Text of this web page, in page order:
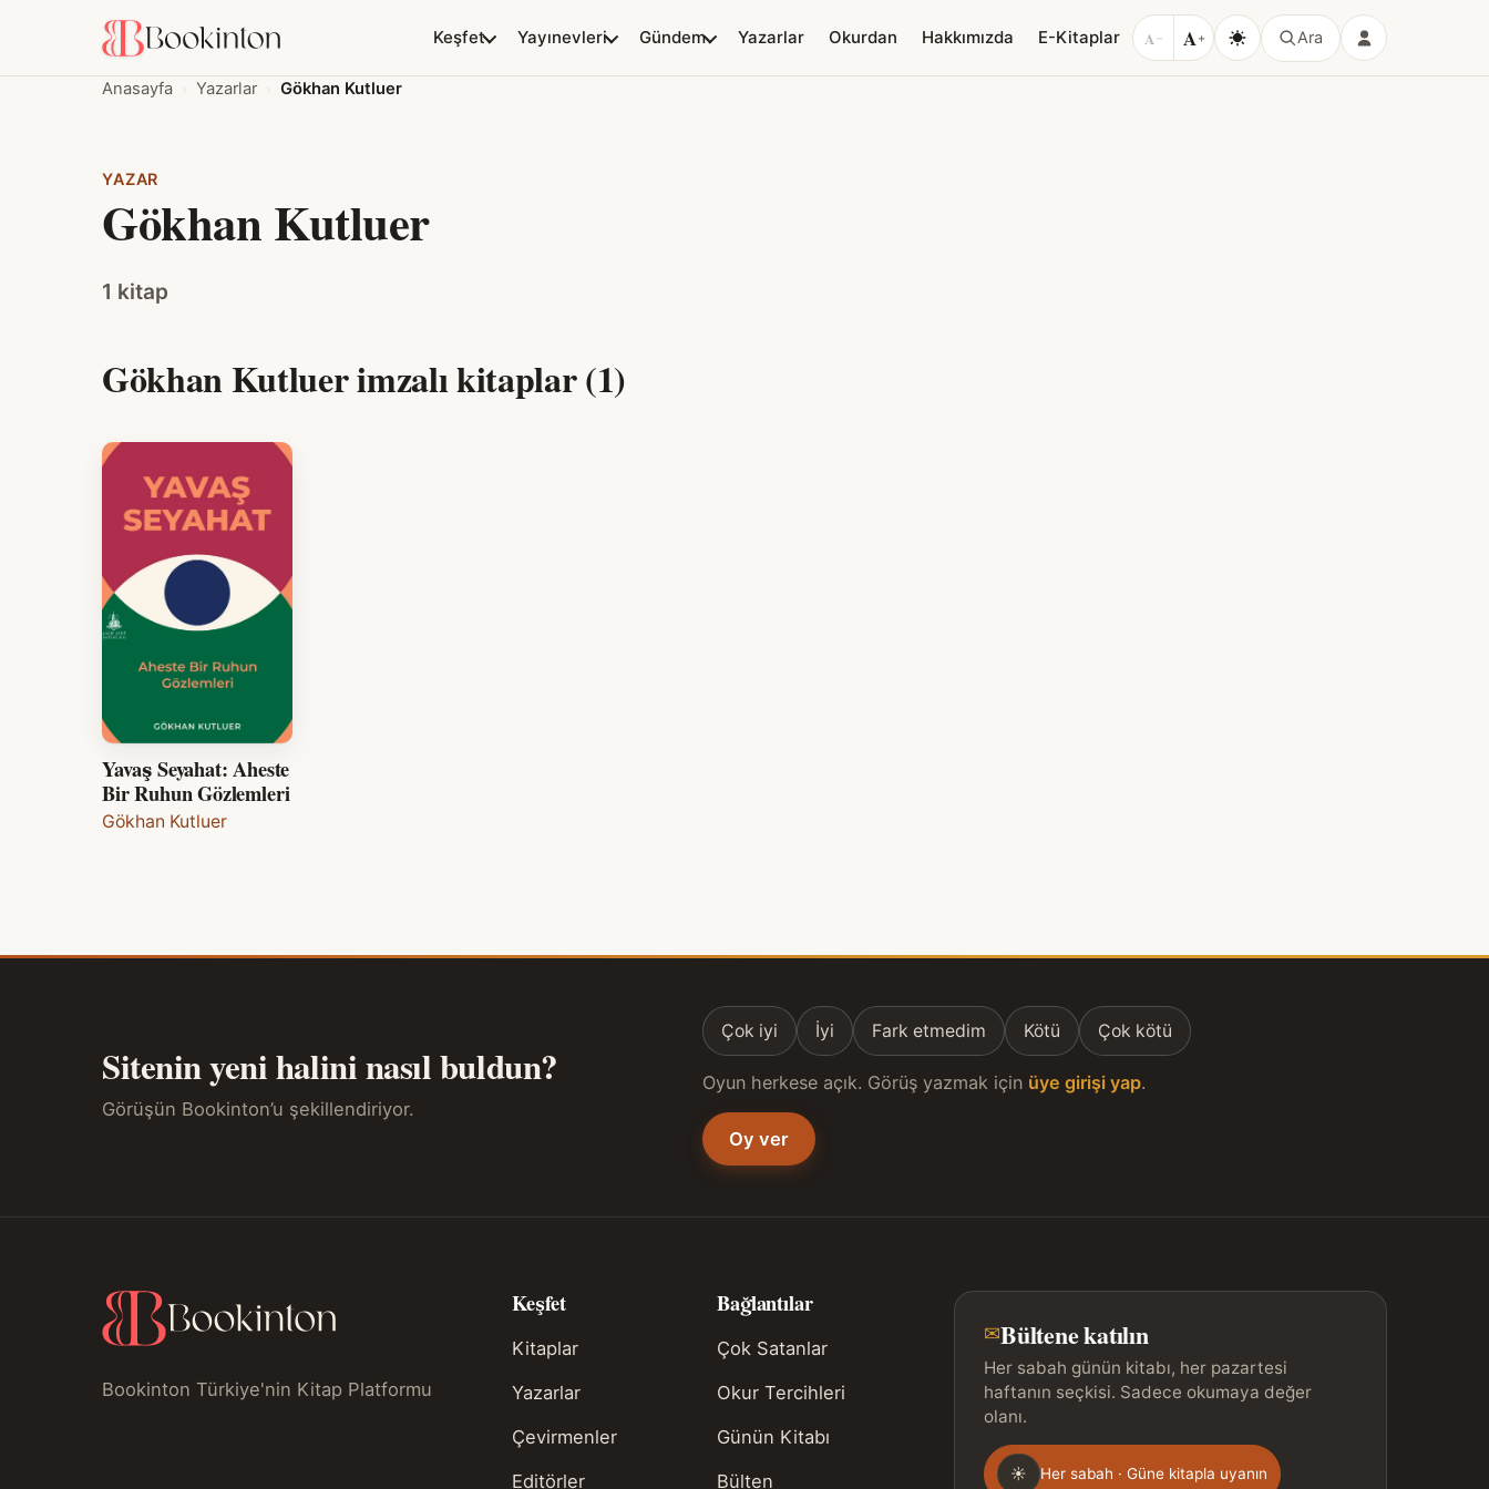
Keşfet Yayınevleri Gündem Yazarlar Okurdan Hakkımızda E-Kitaplar A − A+ Ara
Anasayfa Yazarlar Gökhan Kutluer
YAZAR
Gökhan Kutluer
1 kitap
Gökhan Kutluer imzalı kitaplar (1)
Yavaş Seyahat: Aheste
Bir Ruhun Gözlemleri
Gökhan Kutluer
Sitenin yeni halini nasıl buldun?
Görüşün Bookinton’u şekillendiriyor.
Çok iyi İyi Fark etmedim Kötü Çok kötü
Oyun herkese açık. Görüş yazmak için üye girişi yap.
Oy ver
Bookinton Türkiye'nin Kitap Platformu
Keşfet
Kitaplar
Yazarlar
Çevirmenler
Editörler
Bağlantılar
Çok Satanlar
Okur Tercihleri
Günün Kitabı
Bülten
✉Bültene katılın
Her sabah günün kitabı, her pazartesi
haftanın seçkisi. Sadece okumaya değer
olanı.
Gönderim
☀ Her sabah · Güne kitapla uyanın